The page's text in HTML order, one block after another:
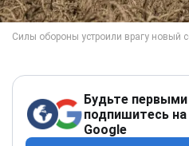
Будьте первыми
подпишитесь на
Google